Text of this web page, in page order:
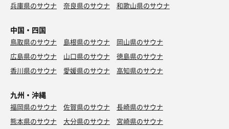
兵庫県のサウナ
奈良県のサウナ 和歌山県のサウナ
中国・四国
鳥取県のサウナ 島根県のサウナ
岡山県のサウナ
広島県のサウナ
山口県のサウナ
徳島県のサウナ
香川県のサウナ
愛媛県のサウナ 高知県のサウナ
九州・沖縄
福岡県のサウナ 佐賀県のサウナ
長崎県のサウナ
熊本県のサウナ
大分県のサウナ
宮崎県のサウナ